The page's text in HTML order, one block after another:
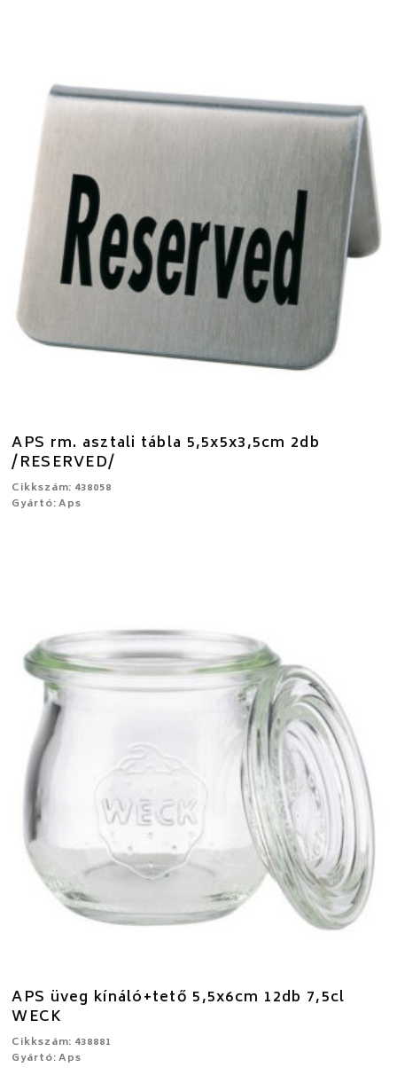
APS rm. asztali tábla 5,5x5x3,5cm 2db
/RESERVED/
Cikkszám: 438058
Gyártó: Aps
APS üveg kínáló+tető 5,5x6cm 12db 7,5cl
WECK
Cikkszám: 438881
Gyártó: Aps